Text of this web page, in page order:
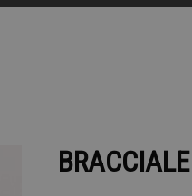
BRACCIALE